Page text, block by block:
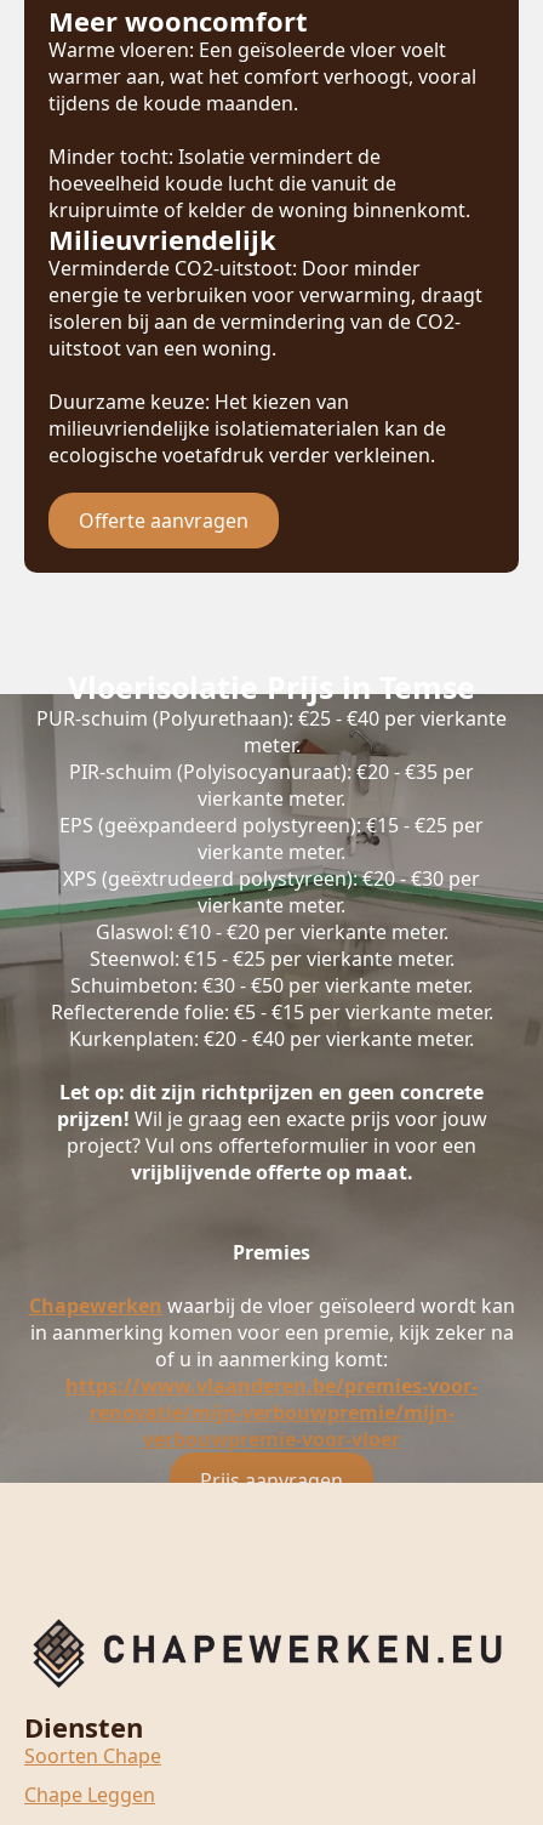
Meer wooncomfort
Warme vloeren: Een geïsoleerde vloer voelt
warmer aan, wat het comfort verhoogt, vooral
tijdens de koude maanden.
Minder tocht: Isolatie vermindert de
hoeveelheid koude lucht die vanuit de
kruipruimte of kelder de woning binnenkomt.
Milieuvriendelijk
Verminderde CO2-uitstoot: Door minder
energie te verbruiken voor verwarming, draagt
isoleren bij aan de vermindering van de CO2-
uitstoot van een woning.
Duurzame keuze: Het kiezen van
milieuvriendelijke isolatiematerialen kan de
ecologische voetafdruk verder verkleinen.
Offerte aanvragen
Vloerisolatie Prijs in Temse
PUR-schuim (Polyurethaan): €25 - €40 per vierkante
meter.
PIR-schuim (Polyisocyanuraat): €20 - €35 per
vierkante meter.
EPS (geëxpandeerd polystyreen): €15 - €25 per
vierkante meter.
XPS (geëxtrudeerd polystyreen): €20 - €30 per
vierkante meter.
Glaswol: €10 - €20 per vierkante meter.
Steenwol: €15 - €25 per vierkante meter.
Schuimbeton: €30 - €50 per vierkante meter.
Reflecterende folie: €5 - €15 per vierkante meter.
Kurkenplaten: €20 - €40 per vierkante meter.
Let op: dit zijn richtprijzen en geen concrete
prijzen! Wil je graag een exacte prijs voor jouw
project? Vul ons offerteformulier in voor een
vrijblijvende offerte op maat.
Premies
Chapewerken waarbij de vloer geïsoleerd wordt kan
in aanmerking komen voor een premie, kijk zeker na
of u in aanmerking komt:
https://www.vlaanderen.be/premies-voor-
renovatie/mijn-verbouwpremie/mijn-
verbouwpremie-voor-vloer
Prijs aanvragen
Diensten
Soorten Chape
Chape Leggen